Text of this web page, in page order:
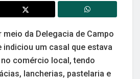
meio da Delegacia de Campo
indiciou um casal que estava
comércio local, tendo
lancherias, pastelaria e